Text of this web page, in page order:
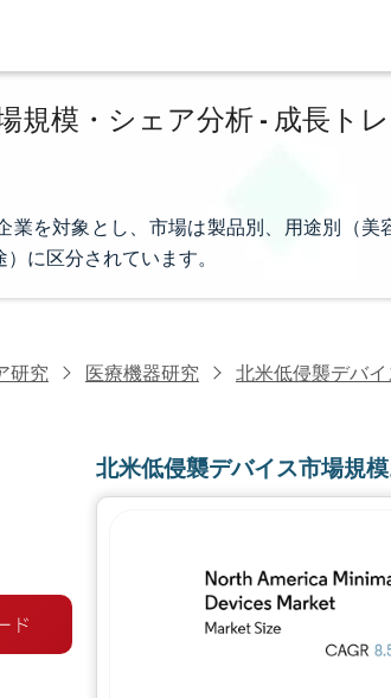
規模・シェア分析 - 成長ト
業を対象とし、市場は製品別、用途別（
に区分されています。
研究 医療機器研究 北米低侵襲デバ
北米低侵襲デバイス市場規